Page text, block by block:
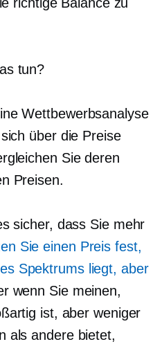
tun?
Wettbewerbsanalyse
über die Preise
Sie deren
Preisen.
sicher, dass Sie mehr
Sie einen Preis fest,
Spektrums liegt, aber
wenn Sie meinen,
ist, aber weniger
als andere bietet,